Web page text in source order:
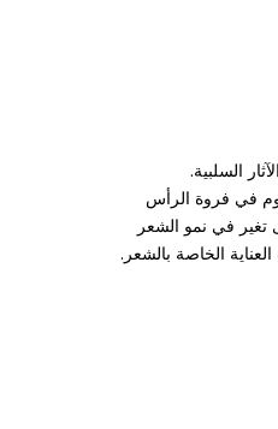
السلبية.
في فروة الرأس
تغير في نمو الشعر
الخاصة بالشعر.